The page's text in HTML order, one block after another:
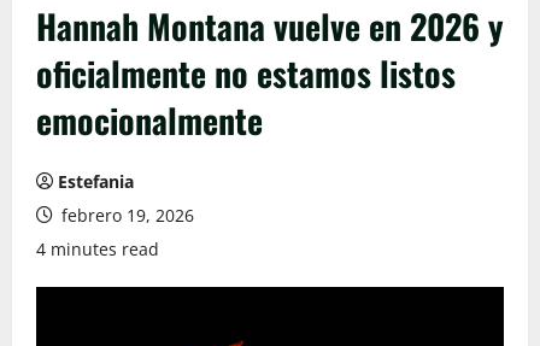
Hannah Montana vuelve en 2026 y
oficialmente no estamos listos
emocionalmente
Estefania
febrero 19, 2026
4 minutes read